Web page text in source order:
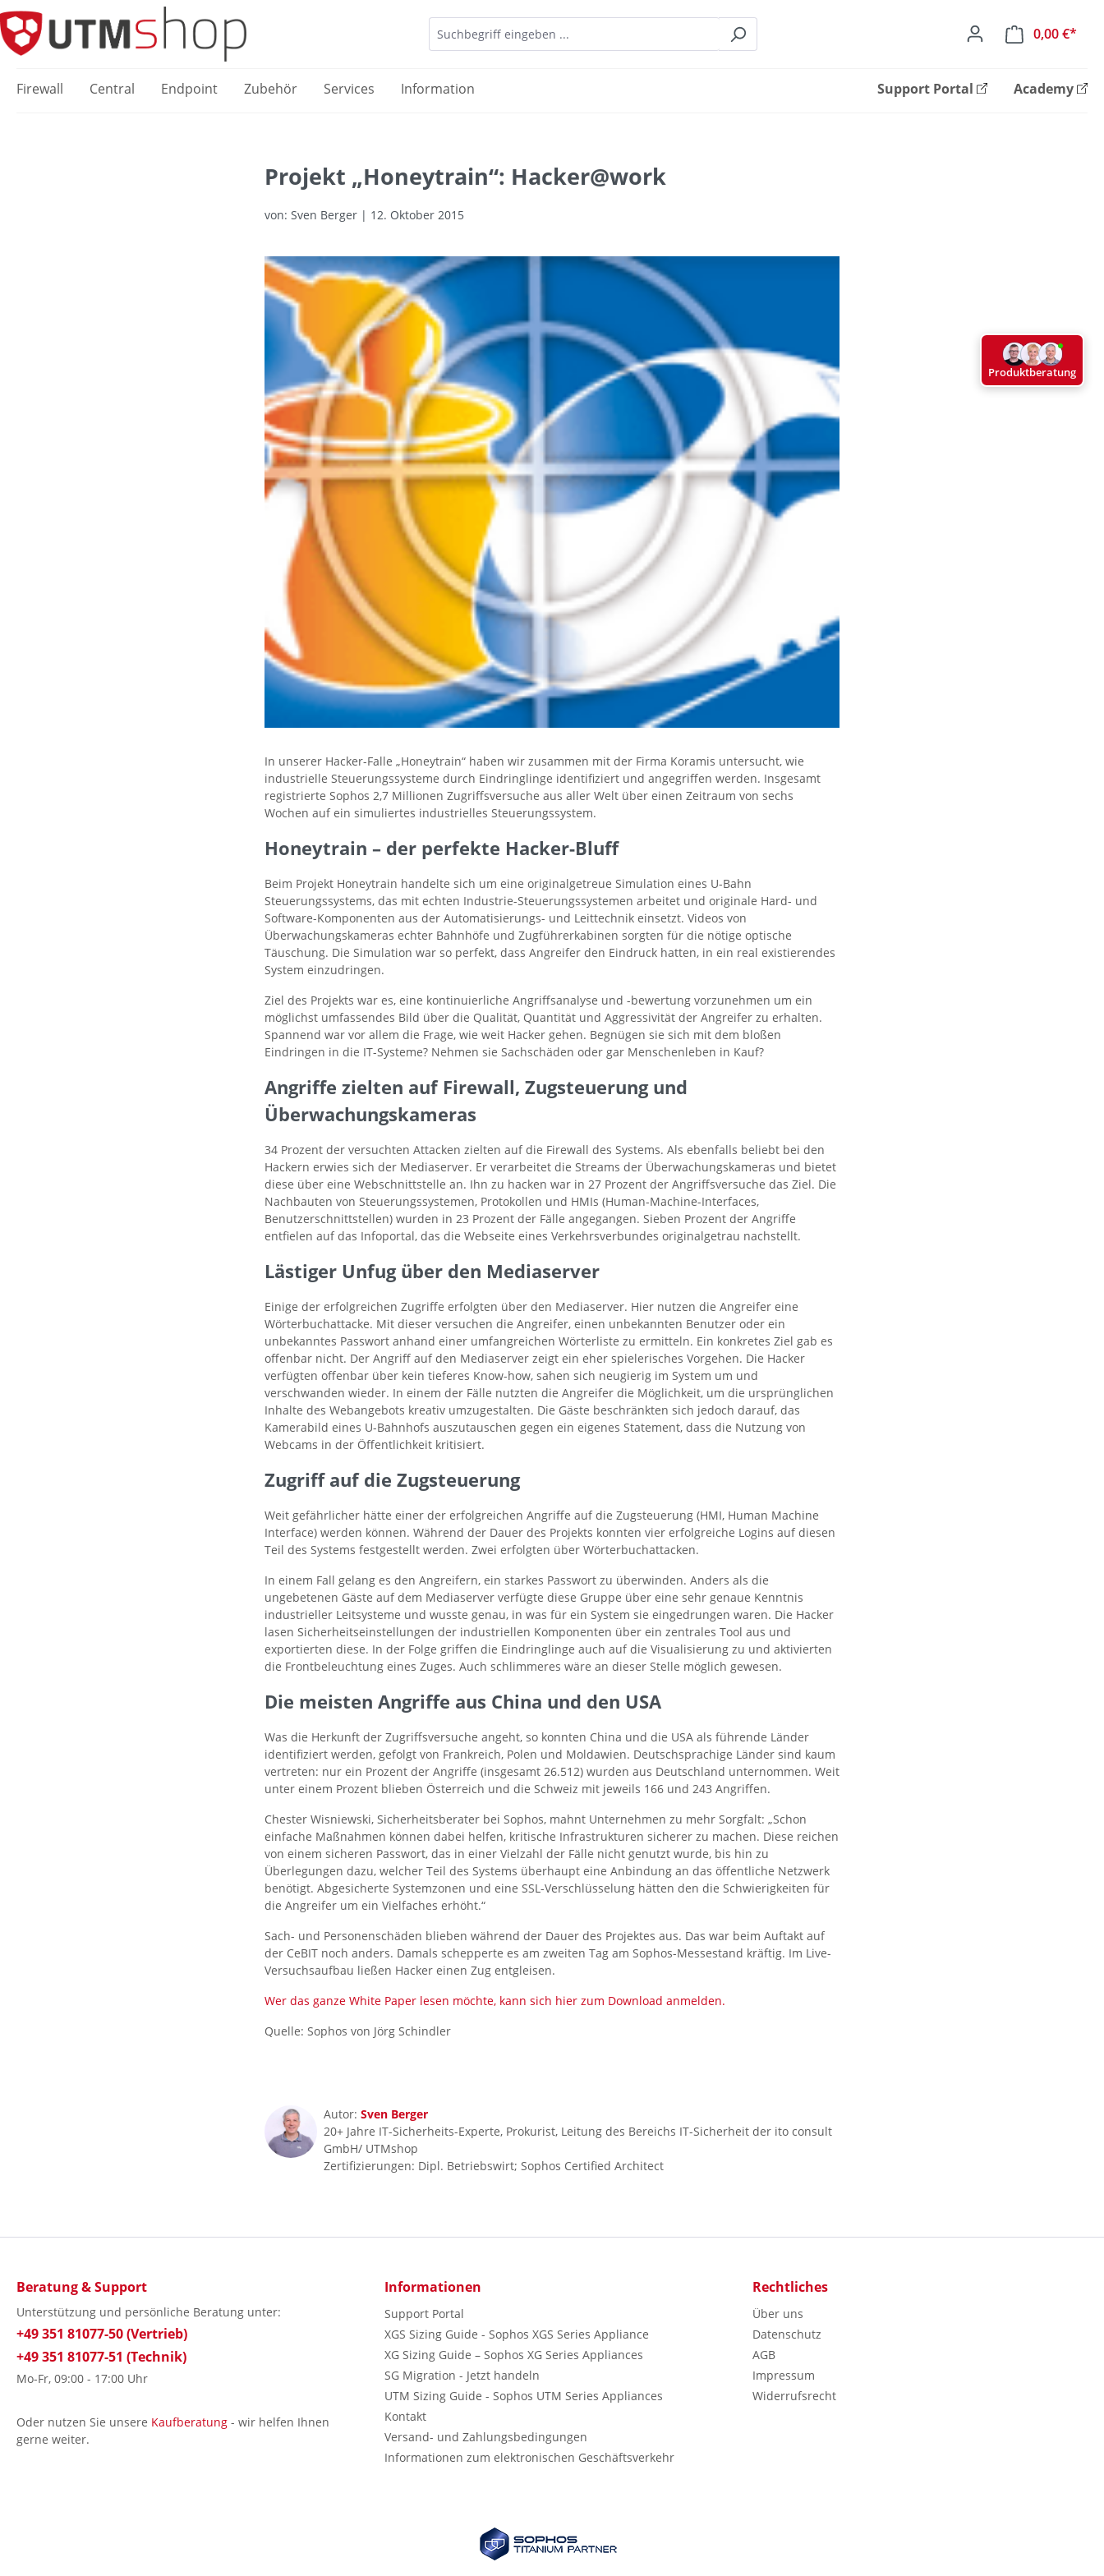
Zur Hauptnavigation springen
0,00 €*
Firewall Central Endpoint Zubehör Services Information Support Portal Academy
Projekt „Honeytrain“: Hacker@work
von: Sven Berger | 12. Oktober 2015
In unserer Hacker-Falle „Honeytrain“ haben wir zusammen mit der Firma Koramis untersucht, wie
industrielle Steuerungssysteme durch Eindringlinge identifiziert und angegriffen werden. Insgesamt
registrierte Sophos 2,7 Millionen Zugriffsversuche aus aller Welt über einen Zeitraum von sechs
Wochen auf ein simuliertes industrielles Steuerungssystem.
Honeytrain – der perfekte Hacker-Bluff
Beim Projekt Honeytrain handelte sich um eine originalgetreue Simulation eines U-Bahn
Steuerungssystems, das mit echten Industrie-Steuerungssystemen arbeitet und originale Hard- und
Software-Komponenten aus der Automatisierungs- und Leittechnik einsetzt. Videos von
Überwachungskameras echter Bahnhöfe und Zugführerkabinen sorgten für die nötige optische
Täuschung. Die Simulation war so perfekt, dass Angreifer den Eindruck hatten, in ein real existierendes
System einzudringen.
Ziel des Projekts war es, eine kontinuierliche Angriffsanalyse und -bewertung vorzunehmen um ein
möglichst umfassendes Bild über die Qualität, Quantität und Aggressivität der Angreifer zu erhalten.
Spannend war vor allem die Frage, wie weit Hacker gehen. Begnügen sie sich mit dem bloßen
Eindringen in die IT-Systeme? Nehmen sie Sachschäden oder gar Menschenleben in Kauf?
Angriffe zielten auf Firewall, Zugsteuerung und
Überwachungskameras
34 Prozent der versuchten Attacken zielten auf die Firewall des Systems. Als ebenfalls beliebt bei den
Hackern erwies sich der Mediaserver. Er verarbeitet die Streams der Überwachungskameras und bietet
diese über eine Webschnittstelle an. Ihn zu hacken war in 27 Prozent der Angriffsversuche das Ziel. Die
Nachbauten von Steuerungssystemen, Protokollen und HMIs (Human-Machine-Interfaces,
Benutzerschnittstellen) wurden in 23 Prozent der Fälle angegangen. Sieben Prozent der Angriffe
entfielen auf das Infoportal, das die Webseite eines Verkehrsverbundes originalgetrau nachstellt.
Lästiger Unfug über den Mediaserver
Einige der erfolgreichen Zugriffe erfolgten über den Mediaserver. Hier nutzen die Angreifer eine
Wörterbuchattacke. Mit dieser versuchen die Angreifer, einen unbekannten Benutzer oder ein
unbekanntes Passwort anhand einer umfangreichen Wörterliste zu ermitteln. Ein konkretes Ziel gab es
offenbar nicht. Der Angriff auf den Mediaserver zeigt ein eher spielerisches Vorgehen. Die Hacker
verfügten offenbar über kein tieferes Know-how, sahen sich neugierig im System um und
verschwanden wieder. In einem der Fälle nutzten die Angreifer die Möglichkeit, um die ursprünglichen
Inhalte des Webangebots kreativ umzugestalten. Die Gäste beschränkten sich jedoch darauf, das
Kamerabild eines U-Bahnhofs auszutauschen gegen ein eigenes Statement, dass die Nutzung von
Webcams in der Öffentlichkeit kritisiert.
Zugriff auf die Zugsteuerung
Weit gefährlicher hätte einer der erfolgreichen Angriffe auf die Zugsteuerung (HMI, Human Machine
Interface) werden können. Während der Dauer des Projekts konnten vier erfolgreiche Logins auf diesen
Teil des Systems festgestellt werden. Zwei erfolgten über Wörterbuchattacken.
In einem Fall gelang es den Angreifern, ein starkes Passwort zu überwinden. Anders als die
ungebetenen Gäste auf dem Mediaserver verfügte diese Gruppe über eine sehr genaue Kenntnis
industrieller Leitsysteme und wusste genau, in was für ein System sie eingedrungen waren. Die Hacker
lasen Sicherheitseinstellungen der industriellen Komponenten über ein zentrales Tool aus und
exportierten diese. In der Folge griffen die Eindringlinge auch auf die Visualisierung zu und aktivierten
die Frontbeleuchtung eines Zuges. Auch schlimmeres wäre an dieser Stelle möglich gewesen.
Die meisten Angriffe aus China und den USA
Was die Herkunft der Zugriffsversuche angeht, so konnten China und die USA als führende Länder
identifiziert werden, gefolgt von Frankreich, Polen und Moldawien. Deutschsprachige Länder sind kaum
vertreten: nur ein Prozent der Angriffe (insgesamt 26.512) wurden aus Deutschland unternommen. Weit
unter einem Prozent blieben Österreich und die Schweiz mit jeweils 166 und 243 Angriffen.
Chester Wisniewski, Sicherheitsberater bei Sophos, mahnt Unternehmen zu mehr Sorgfalt: „Schon
einfache Maßnahmen können dabei helfen, kritische Infrastrukturen sicherer zu machen. Diese reichen
von einem sicheren Passwort, das in einer Vielzahl der Fälle nicht genutzt wurde, bis hin zu
Überlegungen dazu, welcher Teil des Systems überhaupt eine Anbindung an das öffentliche Netzwerk
benötigt. Abgesicherte Systemzonen und eine SSL-Verschlüsselung hätten den die Schwierigkeiten für
die Angreifer um ein Vielfaches erhöht.“
Sach- und Personenschäden blieben während der Dauer des Projektes aus. Das war beim Auftakt auf
der CeBIT noch anders. Damals schepperte es am zweiten Tag am Sophos-Messestand kräftig. Im Live-
Versuchsaufbau ließen Hacker einen Zug entgleisen.
Wer das ganze White Paper lesen möchte, kann sich hier zum Download anmelden.
Quelle: Sophos von Jörg Schindler
Autor: Sven Berger
20+ Jahre IT-Sicherheits-Experte, Prokurist, Leitung des Bereichs IT-Sicherheit der ito consult
GmbH/ UTMshop
Zertifizierungen: Dipl. Betriebswirt; Sophos Certified Architect
Beratung & Support
Unterstützung und persönliche Beratung unter:
+49 351 81077-50 (Vertrieb)
+49 351 81077-51 (Technik)
Mo-Fr, 09:00 - 17:00 Uhr
Oder nutzen Sie unsere Kaufberatung - wir helfen Ihnen
gerne weiter.
Informationen
Support Portal
XGS Sizing Guide - Sophos XGS Series Appliance
XG Sizing Guide – Sophos XG Series Appliances
SG Migration - Jetzt handeln
UTM Sizing Guide - Sophos UTM Series Appliances
Kontakt
Versand- und Zahlungsbedingungen
Informationen zum elektronischen Geschäftsverkehr
Rechtliches
Über uns
Datenschutz
AGB
Impressum
Widerrufsrecht
Produktberatung